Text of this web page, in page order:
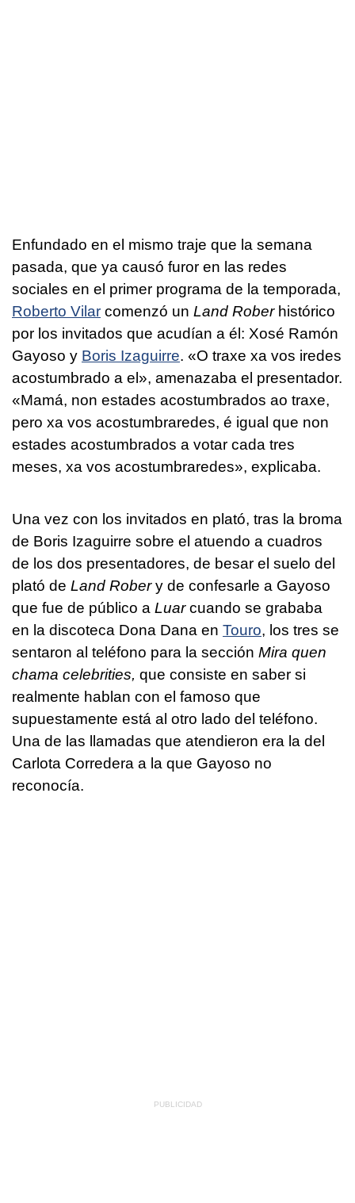
Enfundado en el mismo traje que la semana
pasada, que ya causó furor en las redes
sociales en el primer programa de la temporada,
Roberto Vilar comenzó un Land Roberhistórico
por los invitados que acudían a él: Xosé Ramón
Gayoso y Boris Izaguirre. «O traxe xa vos iredes
acostumbrado a el», amenazaba el presentador.
«Mamá, non estades acostumbrados ao traxe,
pero xa vos acostumbraredes, é igual que non
estades acostumbrados a votar cada tres
meses, xa vos acostumbraredes», explicaba.
Una vez con los invitados en plató, tras la broma
de Boris Izaguirre sobre el atuendo a cuadros
de los dos presentadores, de besar el suelo del
plató de Land Robery de confesarle a Gayoso
que fue de público a Luarcuando se grababa
en la discoteca Dona Dana en Touro, los tres se
sentaron al teléfono para la sección Mira quen
chama celebrities, que consiste en saber si
realmente hablan con el famoso que
supuestamente está al otro lado del teléfono.
Una de las llamadas que atendieron era la del
Carlota Corredera a la que Gayoso no
reconocía.